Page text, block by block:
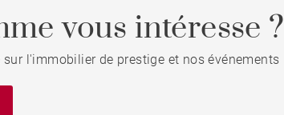
vous intéresse ?
l'immobilier de prestige et nos événements